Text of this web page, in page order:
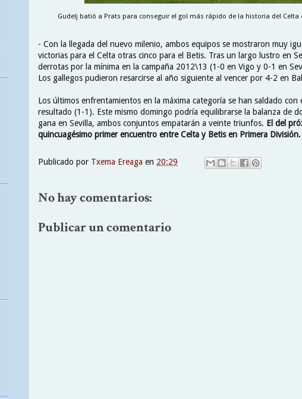
Gudelj batió a Prats para conseguir el gol más rápido de la historia del Celta
- Con la llegada del nuevo milenio, ambos equipos se mostraron muy
victorias para el Celta otras cinco para el Betis. Tras un largo lustro en
derrotas por la mínima en la campaña 2012\13 (1-0 en Vigo y 0-1 en
Los gallegos pudieron resarcirse al año siguiente al vencer por 4-2 en
Los últimos enfrentamientos en la máxima categoría se han saldado
resultado (1-1). Este mismo domingo podría equilibrarse la balanza de
gana en Sevilla, ambos conjuntos empatarán a veinte triunfos. El del
quincuagésimo primer encuentro entre Celta y Betis en Primera División.
Publicado por Txema Ereaga en 20:29
No hay comentarios:
Publicar un comentario